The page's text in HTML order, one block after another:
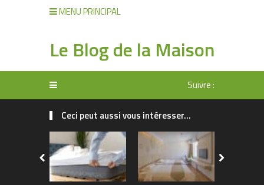
MENU PRINCIPAL
Le Blog de la Maison
Suivre :
Ceci peut aussi vous intéresser...